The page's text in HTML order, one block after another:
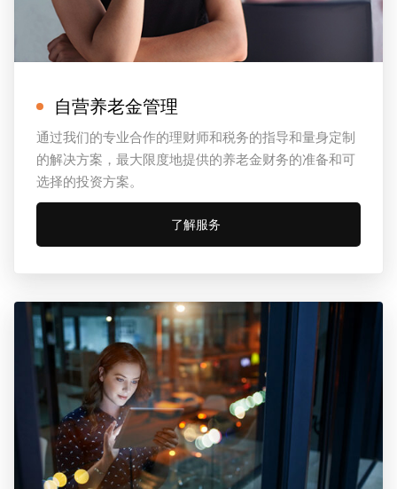
自营养老金管理
通过我们的专业合作的理财师和税务的指导和量身定制
的解决方案，最大限度地提供的养老金财务的准备和可
选择的投资方案。
了解服务